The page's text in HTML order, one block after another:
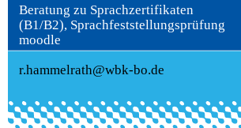
Beratung zu Sprachzertifikaten
(B1/B2), Sprachfeststellungsprüfung
moodle
r.hammelrath@wbk-bo.de